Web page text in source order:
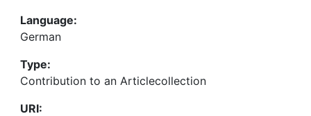
Language:
German
Type:
Contribution to an Articlecollection
URI: